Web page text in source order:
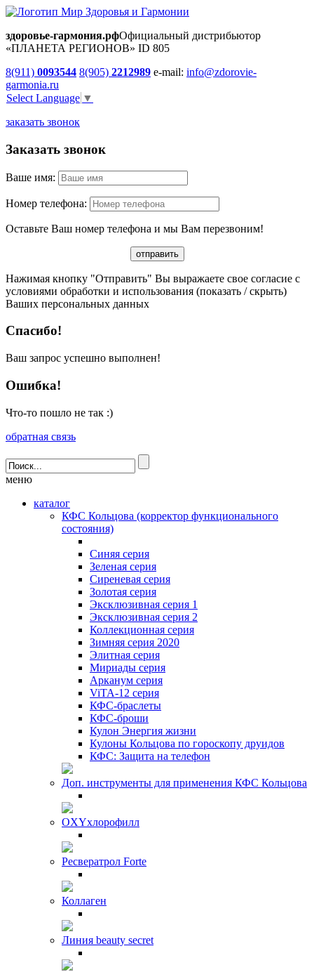
здоровье-гармония.рфОфициальный дистрибьютор
«ПЛАНЕТА РЕГИОНОВ» ID 805
8(911) 0093544 8(905) 2212989 e-mail: info@zdorovie-
garmonia.ru
Select Language ▼
заказать звонок
Заказать звонок
Ваше имя:
Номер телефона:
Оставьте Ваш номер телефона и мы Вам перезвоним!
Нажимая кнопку "Отправить" Вы выражаете свое согласие с
условиями обработки и использования (показать / скрыть)
Ваших персональных данных
Спасибо!
Ваш запрос успешно выполнен!
Ошибка!
Что-то пошло не так :)
обратная связь
меню
каталог
КФС Кольцова (корректор функционального
состояния)
Синяя серия
Зеленая серия
Сиреневая серия
Золотая серия
Эксклюзивная серия 1
Эксклюзивная серия 2
Коллекционная серия
Зимняя серия 2020
Элитная серия
Мириады серия
Арканум серия
ViTA-12 серия
КФС-браслеты
КФС-броши
Кулон Энергия жизни
Кулоны Кольцова по гороскопу друидов
КФС: Защита на телефон
Доп. инструменты для применения КФС Кольцова
OXYхлорофилл
Ресвератрол Forte
Коллаген
Линия beauty secret